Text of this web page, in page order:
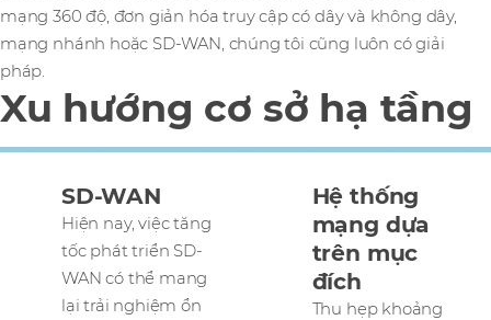
mạng 360 độ, đơn giản hóa truy cập có dây và không dây,
mạng nhánh hoặc SD-WAN, chúng tôi cũng luôn có giải
pháp.
Xu hướng cơ sở hạ tầng
SD-WAN
Hiện nay, việc tăng
tốc phát triển SD-
WAN có thể mang
lại trải nghiệm ổn
Hệ thống
mạng dựa
trên mục
đích
Thu hẹp khoảng